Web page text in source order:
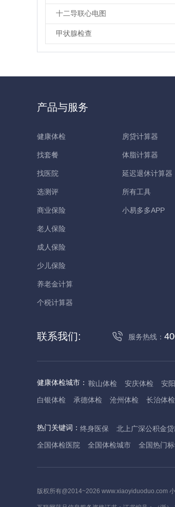
十二导联心电图
甲状腺检查
产品与服务
健康体检
找套餐
找医院
选测评
商业保险
老人保险
成人保险
少儿保险
养老金计算
个税计算器
房贷计算器
体脂计算器
延迟退休计算器
所有工具
小易多多APP
联系我们: 服务热线：
健康体检城市： 鞍山体检 安庆体检 安
白银体检
承德体检 沧州体检 长治体检
抚州体检
佛山体检 防城港体检 赣州
哈尔滨体检
淮安体检 杭州体检 湖州
河池体检
海口体检 汉中体检 晋城体检
热门关键词： 终身医保 北上广深公积金贷
全国体检医院
全国体检城市 全国热门
版权所有@2014~2026 www.xiaoyiduoduo.com